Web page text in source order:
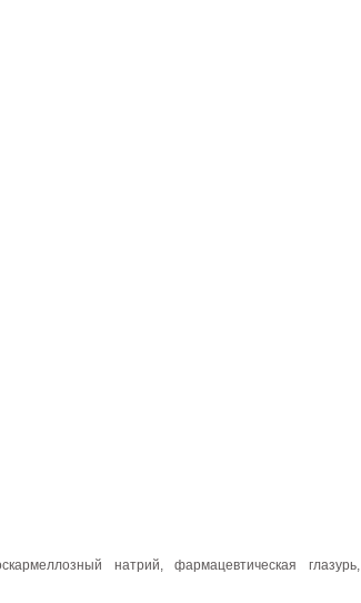
натрий, фармацевтическая глазурь,